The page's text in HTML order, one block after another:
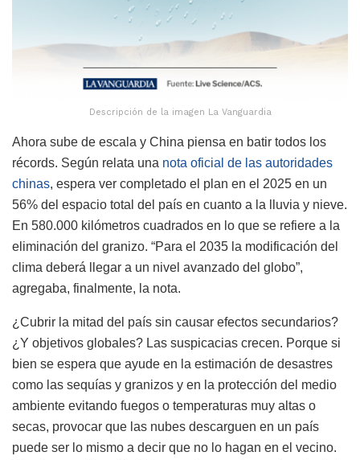
Descripción de la imagen La Vanguardia
Ahora sube de escala y China piensa en batir todos los
récords. Según relata una nota oficial de las autoridades
chinas, espera ver completado el plan en el 2025 en un
56% del espacio total del país en cuanto a la lluvia y nieve.
En 580.000 kilómetros cuadrados en lo que se refiere a la
eliminación del granizo. “Para el 2035 la modificación del
clima deberá llegar a un nivel avanzado del globo”,
agregaba, finalmente, la nota.
¿Cubrir la mitad del país sin causar efectos secundarios?
¿Y objetivos globales? Las suspicacias crecen. Porque si
bien se espera que ayude en la estimación de desastres
como las sequías y granizos y en la protección del medio
ambiente evitando fuegos o temperaturas muy altas o
secas, provocar que las nubes descarguen en un país
puede ser lo mismo a decir que no lo hagan en el vecino.